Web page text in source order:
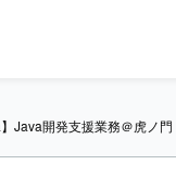
】Java開発支援業務＠虎ノ門